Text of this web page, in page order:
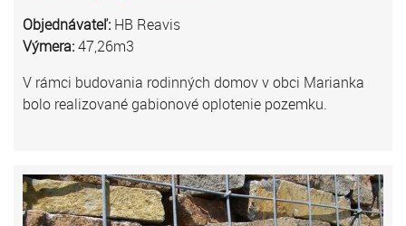
Objednávateľ: HB Reavis
Výmera:47,26m3
V rámci budovania rodinných domov v obci Marianka
bolo realizované gabionové oplotenie pozemku.